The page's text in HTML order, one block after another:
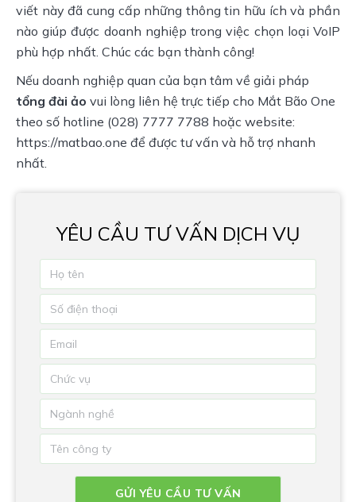
viết này đã cung cấp những thông tin hữu ích và phần
nào giúp được doanh nghiệp trong việc chọn loại VoIP
phù hợp nhất. Chúc các bạn thành công!
Nếu doanh nghiệp quan của bạn tâm về giải pháp
tổng đài ảo vui lòng liên hệ trực tiếp cho Mắt Bão One
theo số hotline (028) 7777 7788 hoặc website:
https://matbao.one để được tư vấn và hỗ trợ nhanh
nhất.
YÊU CẦU TƯ VẤN DỊCH VỤ